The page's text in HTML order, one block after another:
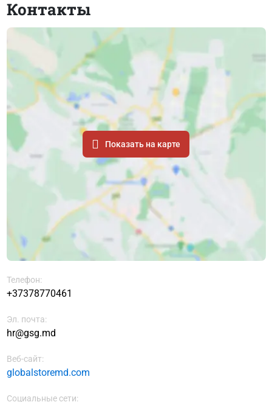
Контакты
Показать на карте
Телефон:
+37378770461
Эл. почта:
hr@gsg.md
Веб-сайт:
globalstoremd.com
Социальные сети: